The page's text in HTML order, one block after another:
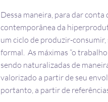
Dessa maneira, para dar
contemporânea da
um ciclo de produzir-
formal. As máximas “o
sendo naturalizadas de
valorizado a partir de seu
portanto, a partir de